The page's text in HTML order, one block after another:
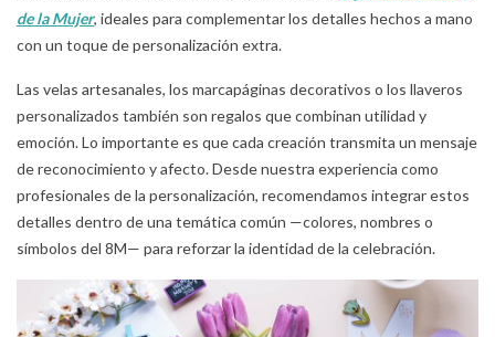
de la Mujer, ideales para complementar los detalles hechos a mano
con un toque de personalización extra.
Las velas artesanales, los marcapáginas decorativos o los llaveros
personalizados también son regalos que combinan utilidad y
emoción. Lo importante es que cada creación transmita un mensaje
de reconocimiento y afecto. Desde nuestra experiencia como
profesionales de la personalización, recomendamos integrar estos
detalles dentro de una temática común —colores, nombres o
símbolos del 8M— para reforzar la identidad de la celebración.